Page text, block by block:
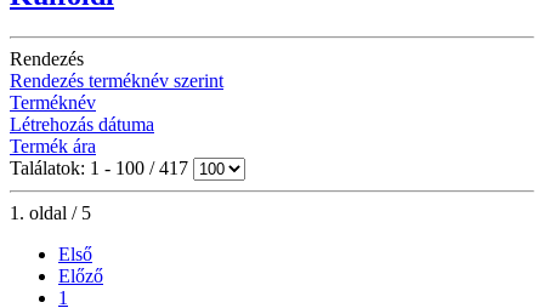
Rendezés
Rendezés terméknév szerint
Terméknév
Létrehozás dátuma
Termék ára
Találatok: 1 - 100 / 417
1. oldal / 5
Első
Előző
1